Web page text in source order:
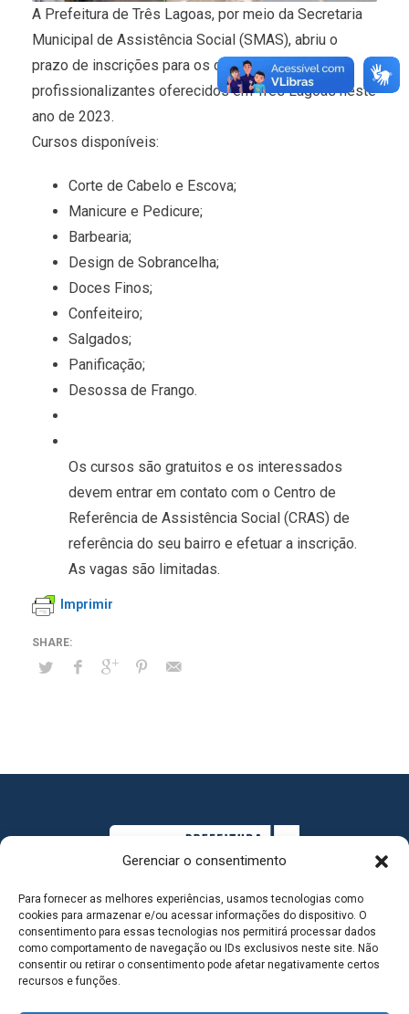
Gerenciar o consentimento
Para fornecer as melhores experiências, usamos tecnologias como
cookies para armazenar e/ou acessar informações do dispositivo. O
consentimento para essas tecnologias nos permitirá processar dados
como comportamento de navegação ou IDs exclusivos neste site. Não
consentir ou retirar o consentimento pode afetar negativamente certos
recursos e funções.
A Prefeitura de Três Lagoas, por meio da Secretaria
Municipal de Assistência Social (SMAS), abriu o
prazo de inscrições para os cursos
profissionalizantes oferecidos em Três Lagoas neste
ano de 2023.
Cursos disponíveis:
Corte de Cabelo e Escova;
Manicure e Pedicure;
Barbearia;
Design de Sobrancelha;
Doces Finos;
Confeiteiro;
Salgados;
Panificação;
Desossa de Frango.
Os cursos são gratuitos e os interessados
devem entrar em contato com o Centro de
Referência de Assistência Social (CRAS) de
referência do seu bairro e efetuar a inscrição.
As vagas são limitadas.
Imprimir
MAPA DO SITE